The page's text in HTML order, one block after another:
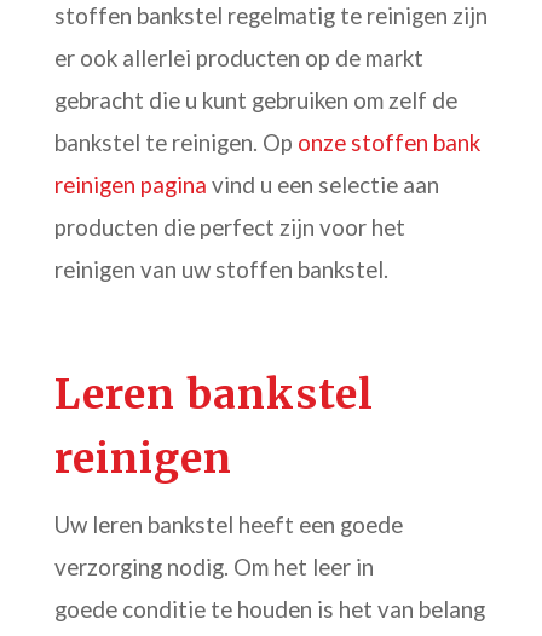
stoffen bankstel regelmatig te reinigen zijn
er ook allerlei producten op de markt
gebracht die u kunt gebruiken om zelf de
bankstel te reinigen. Op onze stoffen bank
reinigen pagina vind u een selectie aan
producten die perfect zijn voor het
reinigen van uw stoffen bankstel.
Leren bankstel
reinigen
Uw leren bankstel heeft een goede
verzorging nodig. Om het leer in
goede conditie te houden is het van belang